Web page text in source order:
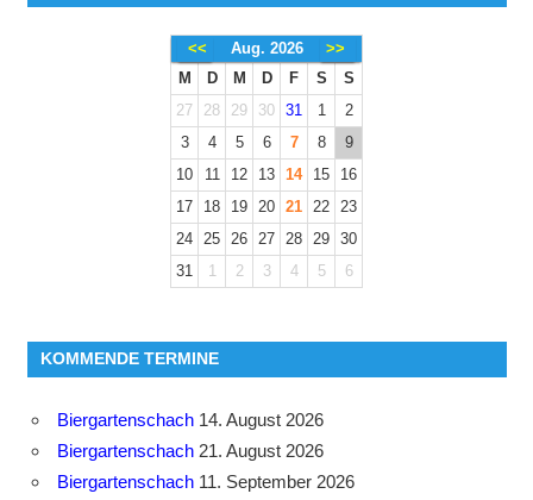
<< Aug. 2026
>>
M
D M D F S
S
27
28 29 30 31 1
2
3
4 5 6 7 8
9
10
11 12 13 14 15
16
17
18 19 20 21 22
23
24
25 26 27 28 29 30
31
1 2 3 4 5 6
KOMMENDE TERMINE
Biergartenschach 14. August 2026
Biergartenschach 21. August 2026
Biergartenschach 11. September 2026